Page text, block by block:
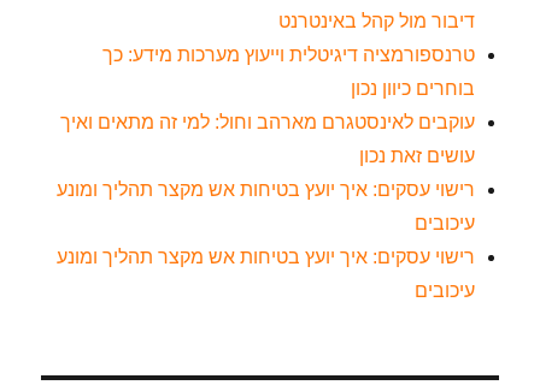
דיבור מול קהל באינטרנט
טרנספורמציה דיגיטלית וייעוץ מערכות מידע: כך
בוחרים כיוון נכון
עוקבים לאינסטגרם מארהב וחול: למי זה מתאים ואיך
עושים זאת נכון
רישוי עסקים: איך יועץ בטיחות אש מקצר תהליך ומונע
עיכובים
רישוי עסקים: איך יועץ בטיחות אש מקצר תהליך ומונע
עיכובים